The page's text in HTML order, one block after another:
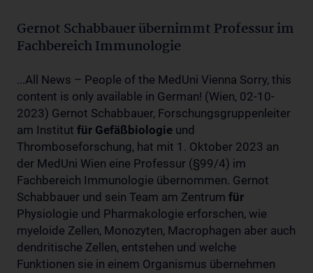
Gernot Schabbauer übernimmt Professur im
Fachbereich Immunologie
...All News – People of the MedUni Vienna Sorry, this
content is only available in German! (Wien, 02-10-
2023) Gernot Schabbauer, Forschungsgruppenleiter
am Institut für Gefäßbiologie und
Thromboseforschung, hat mit 1. Oktober 2023 an
der MedUni Wien eine Professur (§99/4) im
Fachbereich Immunologie übernommen. Gernot
Schabbauer und sein Team am Zentrum für
Physiologie und Pharmakologie erforschen, wie
myeloide Zellen, Monozyten, Macrophagen aber auch
dendritische Zellen, entstehen und welche
Funktionen sie in einem Organismus übernehmen